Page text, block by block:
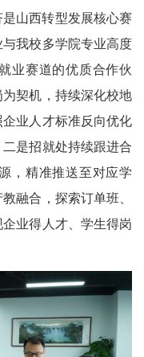
山西转型发展核心赛
我校多学院专业高度
业赛道的优质合作伙
契机，持续深化校地
业人才标准反向优化
是招就处持续跟进合
，精准推送至对应学
融合，探索订单班、
业得人才、学生得岗